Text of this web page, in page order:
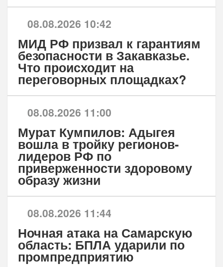
08.08.2026 10:42
МИД РФ призвал к гарантиям
безопасности в Закавказье.
Что происходит на
переговорных площадках?
08.08.2026 11:00
Мурат Кумпилов: Адыгея
вошла в тройку регионов-
лидеров РФ по
приверженности здоровому
образу жизни
08.08.2026 11:44
Ночная атака на Самарскую
область: БПЛА ударили по
промпредприятию